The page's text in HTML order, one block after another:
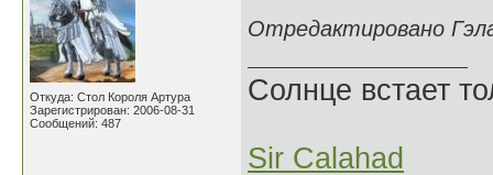
Откуда: Стол Короля Артура
Зарегистрирован: 2006-08-31
Сообщений: 487
Отредактировано
Солнце встает
Sir Calahad